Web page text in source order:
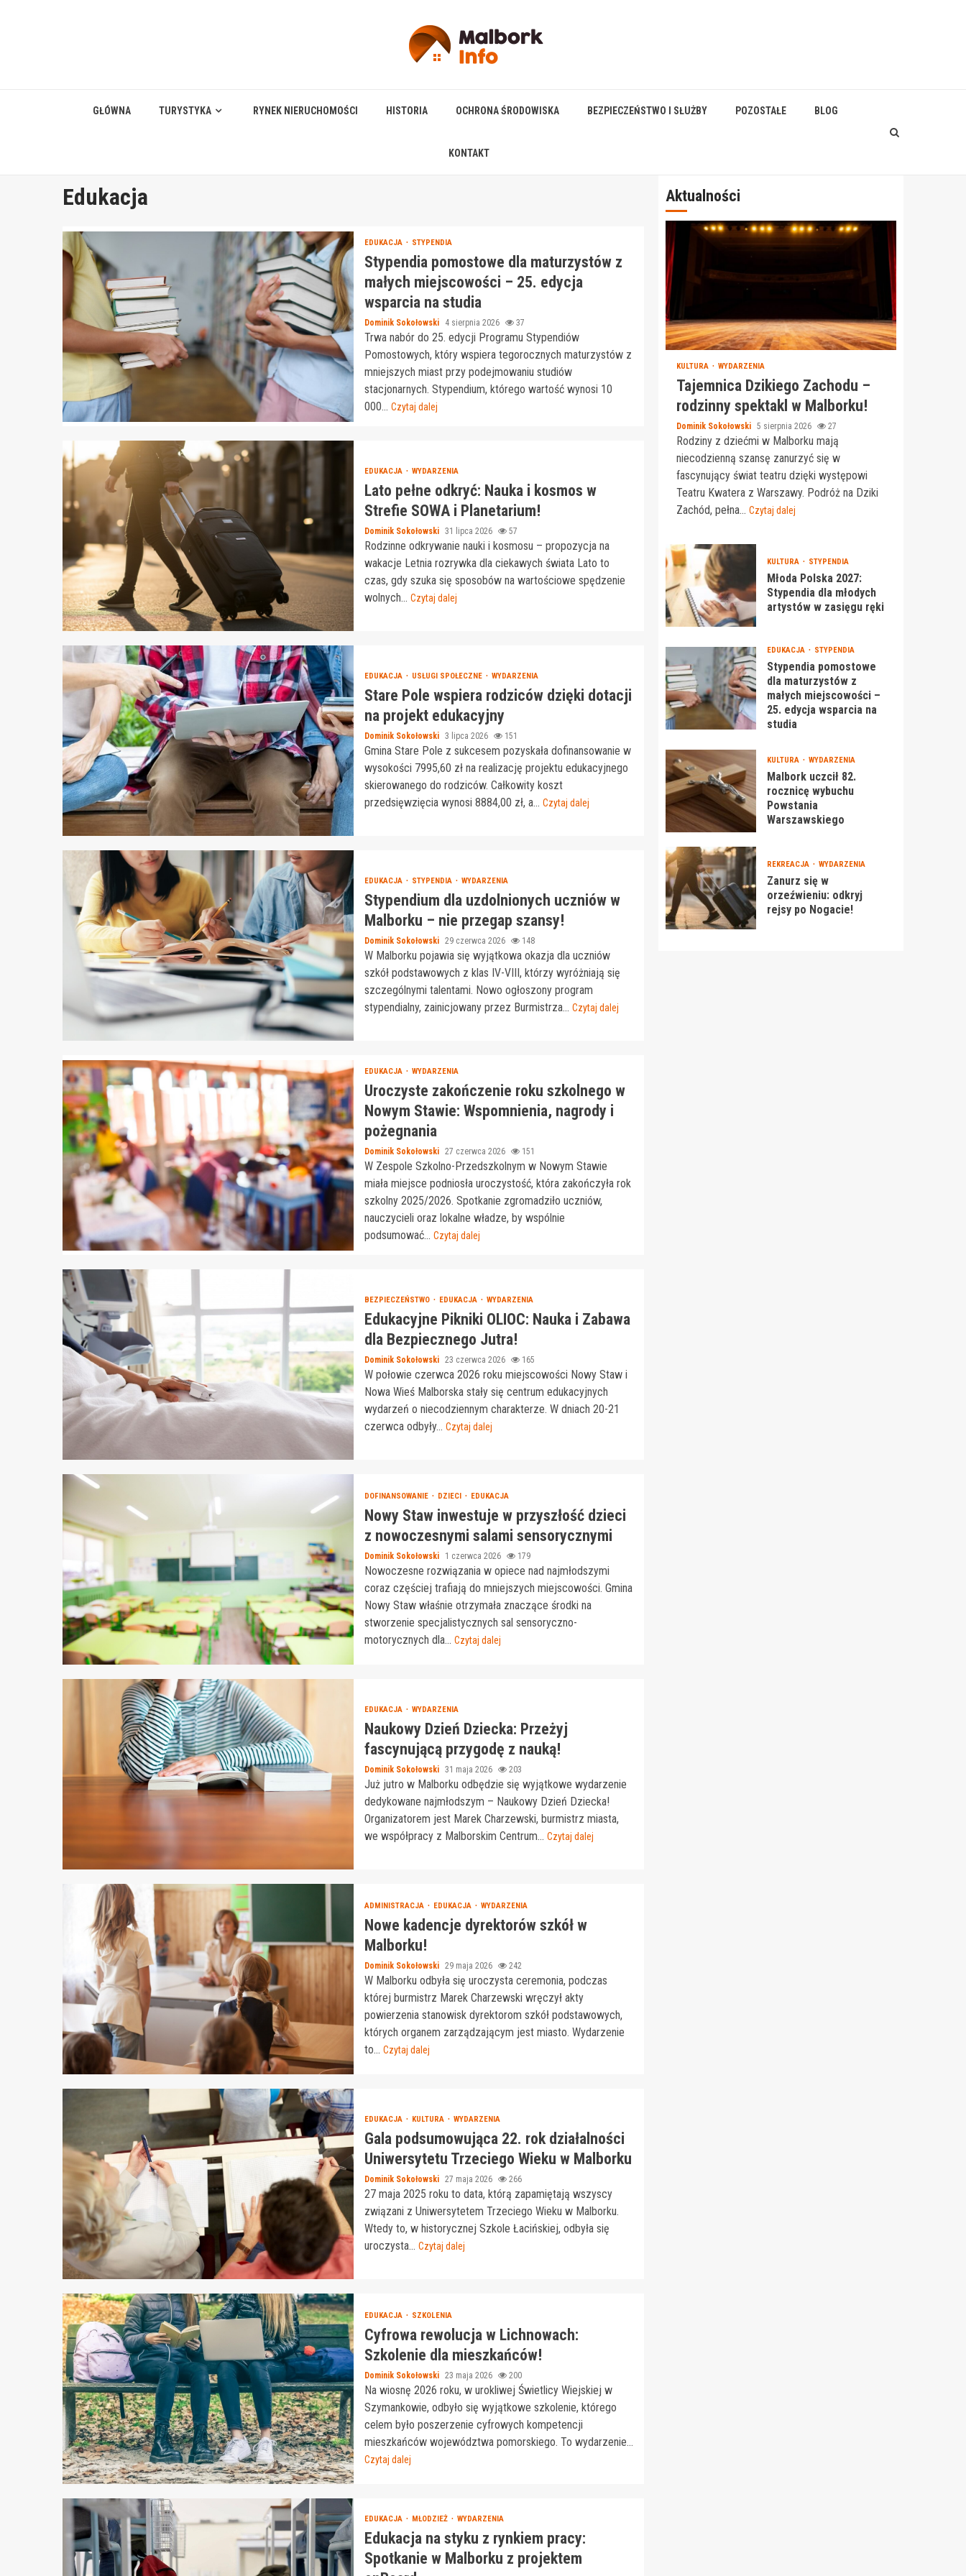
GŁÓWNA TURYSTYKA RYNEK NIERUCHOMOŚCI HISTORIA OCHRONA ŚRODOWISKA BEZPIECZEŃSTWO I SŁUŻBY POZOSTAŁE BLOG
KONTAKT
Edukacja
EDUKACJA STYPENDIA
Stypendia pomostowe dla maturzystów z
małych miejscowości – 25. edycja
wsparcia na studia
Dominik Sokołowski 4 sierpnia 2026 37
Trwa nabór do 25. edycji Programu Stypendiów
Pomostowych, który wspiera tegorocznych maturzystów z
mniejszych miast przy podejmowaniu studiów
stacjonarnych. Stypendium, którego wartość wynosi 10
000... Czytaj dalej
EDUKACJA WYDARZENIA
Lato pełne odkryć: Nauka i kosmos w
Strefie SOWA i Planetarium!
Dominik Sokołowski 31 lipca 2026 57
Rodzinne odkrywanie nauki i kosmosu – propozycja na
wakacje Letnia rozrywka dla ciekawych świata Lato to
czas, gdy szuka się sposobów na wartościowe spędzenie
wolnych... Czytaj dalej
EDUKACJA USŁUGI SPOŁECZNE WYDARZENIA
Stare Pole wspiera rodziców dzięki dotacji
na projekt edukacyjny
Dominik Sokołowski 3 lipca 2026 151
Gmina Stare Pole z sukcesem pozyskała dofinansowanie w
wysokości 7995,60 zł na realizację projektu edukacyjnego
skierowanego do rodziców. Całkowity koszt
przedsięwzięcia wynosi 8884,00 zł, a... Czytaj dalej
EDUKACJA STYPENDIA WYDARZENIA
Stypendium dla uzdolnionych uczniów w
Malborku – nie przegap szansy!
Dominik Sokołowski 29 czerwca 2026 148
W Malborku pojawia się wyjątkowa okazja dla uczniów
szkół podstawowych z klas IV-VIII, którzy wyróżniają się
szczególnymi talentami. Nowo ogłoszony program
stypendialny, zainicjowany przez Burmistrza... Czytaj dalej
EDUKACJA WYDARZENIA
Uroczyste zakończenie roku szkolnego w
Nowym Stawie: Wspomnienia, nagrody i
pożegnania
Dominik Sokołowski 27 czerwca 2026 151
W Zespole Szkolno-Przedszkolnym w Nowym Stawie
miała miejsce podniosła uroczystość, która zakończyła rok
szkolny 2025/2026. Spotkanie zgromadziło uczniów,
nauczycieli oraz lokalne władze, by wspólnie
podsumować... Czytaj dalej
BEZPIECZEŃSTWO EDUKACJA WYDARZENIA
Edukacyjne Pikniki OLIOC: Nauka i Zabawa
dla Bezpiecznego Jutra!
Dominik Sokołowski 23 czerwca 2026 165
W połowie czerwca 2026 roku miejscowości Nowy Staw i
Nowa Wieś Malborska stały się centrum edukacyjnych
wydarzeń o niecodziennym charakterze. W dniach 20-21
czerwca odbyły... Czytaj dalej
DOFINANSOWANIE DZIECI EDUKACJA
Nowy Staw inwestuje w przyszłość dzieci
z nowoczesnymi salami sensorycznymi
Dominik Sokołowski 1 czerwca 2026 179
Nowoczesne rozwiązania w opiece nad najmłodszymi
coraz częściej trafiają do mniejszych miejscowości. Gmina
Nowy Staw właśnie otrzymała znaczące środki na
stworzenie specjalistycznych sal sensoryczno-
motorycznych dla... Czytaj dalej
EDUKACJA WYDARZENIA
Naukowy Dzień Dziecka: Przeżyj
fascynującą przygodę z nauką!
Dominik Sokołowski 31 maja 2026 203
Już jutro w Malborku odbędzie się wyjątkowe wydarzenie
dedykowane najmłodszym – Naukowy Dzień Dziecka!
Organizatorem jest Marek Charzewski, burmistrz miasta,
we współpracy z Malborskim Centrum... Czytaj dalej
ADMINISTRACJA EDUKACJA WYDARZENIA
Nowe kadencje dyrektorów szkół w
Malborku!
Dominik Sokołowski 29 maja 2026 242
W Malborku odbyła się uroczysta ceremonia, podczas
której burmistrz Marek Charzewski wręczył akty
powierzenia stanowisk dyrektorom szkół podstawowych,
których organem zarządzającym jest miasto. Wydarzenie
to... Czytaj dalej
EDUKACJA KULTURA WYDARZENIA
Gala podsumowująca 22. rok działalności
Uniwersytetu Trzeciego Wieku w Malborku
Dominik Sokołowski 27 maja 2026 266
27 maja 2025 roku to data, którą zapamiętają wszyscy
związani z Uniwersytetem Trzeciego Wieku w Malborku.
Wtedy to, w historycznej Szkole Łacińskiej, odbyła się
uroczysta... Czytaj dalej
EDUKACJA SZKOLENIA
Cyfrowa rewolucja w Lichnowach:
Szkolenie dla mieszkańców!
Dominik Sokołowski 23 maja 2026 200
Na wiosnę 2026 roku, w urokliwej Świetlicy Wiejskiej w
Szymankowie, odbyło się wyjątkowe szkolenie, którego
celem było poszerzenie cyfrowych kompetencji
mieszkańców województwa pomorskiego. To wydarzenie...
Czytaj dalej
EDUKACJA MŁODZIEŻ WYDARZENIA
Edukacja na styku z rynkiem pracy:
Spotkanie w Malborku z projektem
Aktualności
KULTURA WYDARZENIA
Tajemnica Dzikiego Zachodu –
rodzinny spektakl w Malborku!
Dominik Sokołowski 5 sierpnia 2026 27
Rodziny z dziećmi w Malborku mają
niecodzienną szansę zanurzyć się w
fascynujący świat teatru dzięki występowi
Teatru Kwatera z Warszawy. Podróż na Dziki
Zachód, pełna... Czytaj dalej
KULTURA STYPENDIA
Młoda Polska 2027:
Stypendia dla młodych
artystów w zasięgu ręki
EDUKACJA STYPENDIA
Stypendia pomostowe
dla maturzystów z
małych miejscowości –
25. edycja wsparcia na
studia
KULTURA WYDARZENIA
Malbork uczcił 82.
rocznicę wybuchu
Powstania
Warszawskiego
REKREACJA WYDARZENIA
Zanurz się w
orzeźwieniu: odkryj
rejsy po Nogacie!